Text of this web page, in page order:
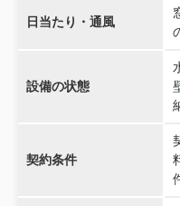
日当たり・通風
設備の状態
契約条件